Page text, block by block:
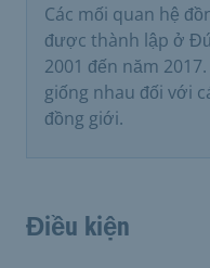
Các mối quan hệ
được thành lập ở
2001 đến năm
giống nhau đối với
đồng giới.
Điều kiện